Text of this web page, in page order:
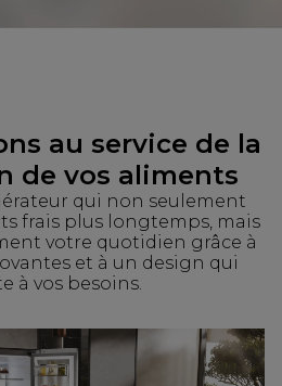
au service de la
de vos aliments
qui non seulement
frais plus longtemps, mais
votre quotidien grâce à
et à un design qui
à vos besoins.